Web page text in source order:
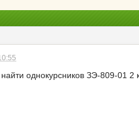
однокурсников ЗЭ-809-01